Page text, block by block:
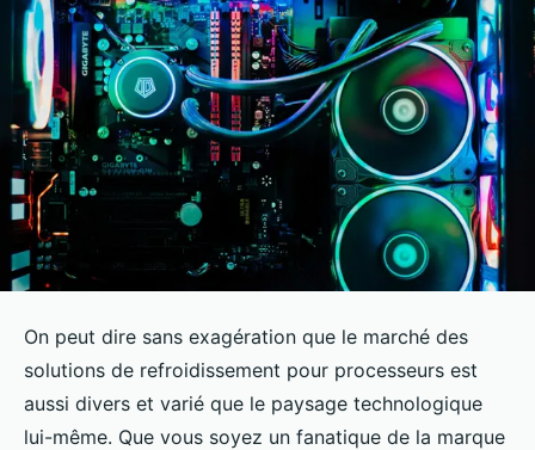
On peut dire sans exagération que le marché des
solutions de refroidissement pour processeurs est
aussi divers et varié que le paysage technologique
lui-même. Que vous soyez un fanatique de la marque